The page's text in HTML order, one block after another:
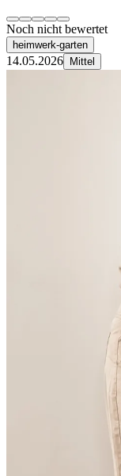
Noch nicht bewertet
heimwerk-garten
14.05.2026 Mittel